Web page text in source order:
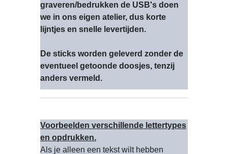
graveren/bedrukken de USB's doen
we in ons eigen atelier, dus korte
lijntjes en snelle levertijden.
De sticks worden geleverd zonder de
eventueel getoonde doosjes, tenzij
anders vermeld.
Voorbeelden verschillende lettertypes
en opdrukken.
Als je alleen een tekst wilt hebben